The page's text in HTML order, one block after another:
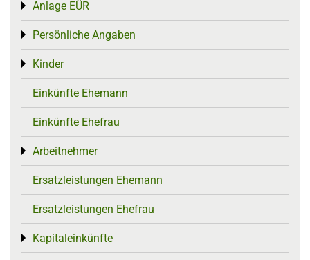
Anlage EÜR
Toggle menu
Persönliche Angaben
Toggle menu
Kinder
Toggle menu
Einkünfte Ehemann
Einkünfte Ehefrau
Arbeitnehmer
Toggle menu
Ersatzleistungen Ehemann
Ersatzleistungen Ehefrau
Kapitaleinkünfte
Toggle menu